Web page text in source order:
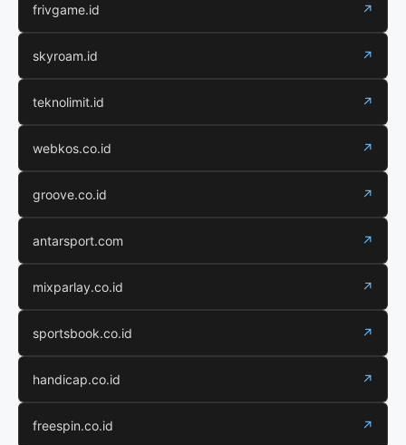
frivgame.id ↗
skyroam.id ↗
teknolimit.id ↗
webkos.co.id ↗
groove.co.id ↗
antarsport.com ↗
mixparlay.co.id ↗
sportsbook.co.id ↗
handicap.co.id ↗
freespin.co.id ↗